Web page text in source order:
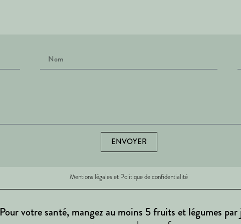
ENVOYER
Mentions légales et Politique de confidentialité
Pour votre santé, mangez au moins 5 fruits et légumes par